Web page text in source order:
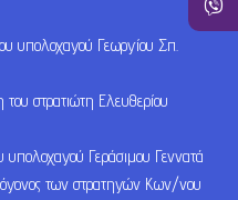
υπολοχαγού Γεωργίου Σπ.
στρατιώτη Ελευθερίου
Γεράσιμου Γεννατά
των στρατηγών Κων/νου